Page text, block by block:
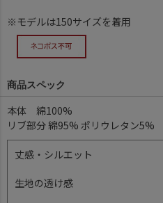
※モデルは150サイズを着用
商品スペック
本体 綿100%
リブ部分 綿95% ポリウレタン5%
丈感・シルエット
生地の透け感